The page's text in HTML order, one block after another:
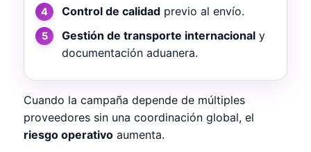
Control de calidad previo al envío.
Gestión de transporte internacional y
documentación aduanera.
Cuando la campaña depende de múltiples
proveedores sin una coordinación global, el
riesgo operativo aumenta.